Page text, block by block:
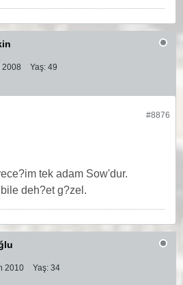
2008 Yaş: 49
#8876
tek adam Sow'dur.
deh?et g?zel.
2010 Yaş: 34